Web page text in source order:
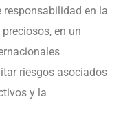
responsabilidad en la
en un
riesgos asociados
y la